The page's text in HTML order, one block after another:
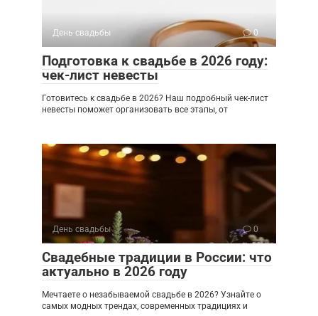
День свадьбы 0
Подготовка к свадьбе в 2026 году:
чек-лист невесты
Готовитесь к свадьбе в 2026? Наш подробный чек-лист
невесты поможет организовать все этапы, от
День свадьбы 0
Свадебные традиции в России: что
актуально в 2026 году
Мечтаете о незабываемой свадьбе в 2026? Узнайте о
самых модных трендах, современных традициях и